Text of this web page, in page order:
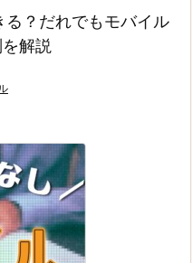
る？だれでもモバイル
解説